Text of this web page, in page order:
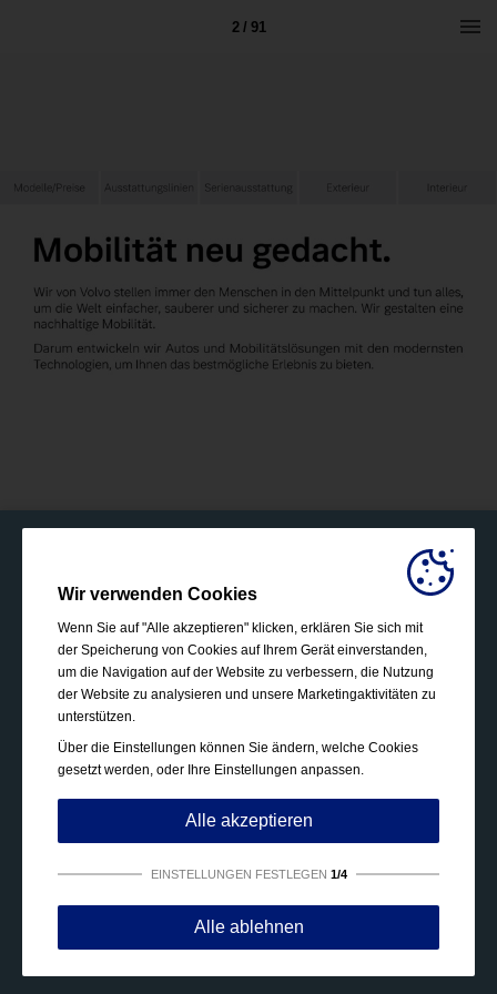
2 / 91
Wir verwenden Cookies
Wenn Sie auf "Alle akzeptieren" klicken, erklären Sie sich mit
der Speicherung von Cookies auf Ihrem Gerät einverstanden,
um die Navigation auf der Website zu verbessern, die Nutzung
der Website zu analysieren und unsere Marketingaktivitäten zu
unterstützen.
Über die Einstellungen können Sie ändern, welche Cookies
gesetzt werden, oder Ihre Einstellungen anpassen.
Alle akzeptieren
EINSTELLUNGEN FESTLEGEN 1/4
Unbedingt erforderlich:
Diese Cookies sind essenziell,
Alle ablehnen